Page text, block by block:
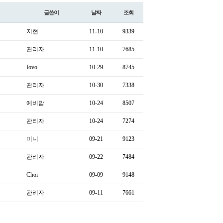
글쓴이 날짜 조회
지현 11-10 9339
관리자 11-10 7685
Iovo 10-29 8745
관리자 10-30 7338
예비맘 10-24 8507
관리자 10-24 7274
미니 09-21 9123
관리자 09-22 7484
Choi 09-09 9148
관리자 09-11 7661